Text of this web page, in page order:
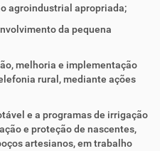
agroindustrial apropriada;
da pequena
melhoria e implementação
rural, mediante ações
e a programas de irrigação
e proteção de nascentes,
artesianos, em trabalho